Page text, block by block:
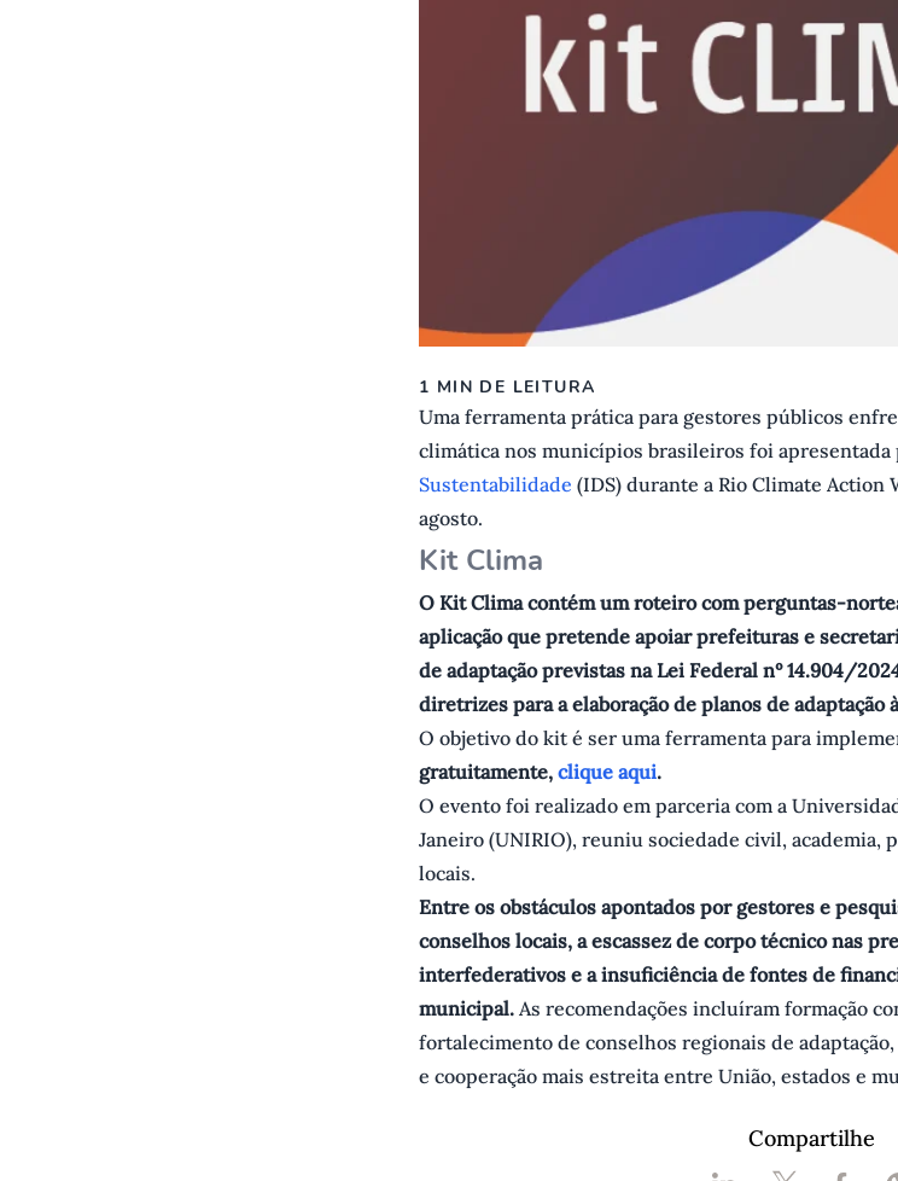
1 MIN DE LEITURA
Uma ferramenta prática para gestores públicos
climática nos municípios brasileiros foi
Sustentabilidade (IDS) durante a Rio Climate Action
agosto.
K it Clima
O Kit Clima contém um roteiro com perguntas-
aplicação que pretende apoiar prefeituras e
de adaptação previstas na Lei Federal nº 14.904/
diretrizes para a elaboração de planos de adaptação
O objetivo do kit é ser uma ferramenta para
gratuitamente, clique aqui.
O evento foi realizado em parceria com a
Janeiro (UNIRIO), reuniu sociedade civil, academia,
locais.
Entre os obstáculos apontados por gestores e
conselhos locais, a escassez de corpo técnico nas
interfederativos e a insuficiência de fontes de
municipal. As recomendações incluíram formação
fortalecimento de conselhos regionais de
e cooperação mais estreita entre União, estados e
Compartilhe